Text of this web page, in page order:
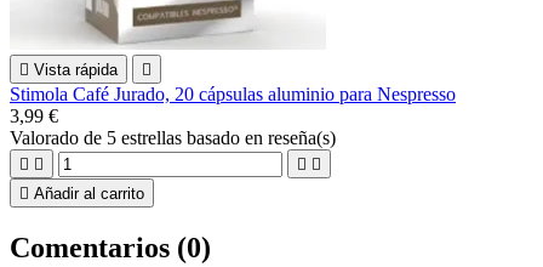
 Vista rápida 
Stimola Café Jurado, 20 cápsulas aluminio para Nespresso
3,99 €
Valorado de 5 estrellas basado en reseña(s)
   
 Añadir al carrito
Comentarios (0)